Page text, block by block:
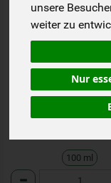
unsere
weiter zu
Nur
Dr. Hauschka
100 ml
Anzahl